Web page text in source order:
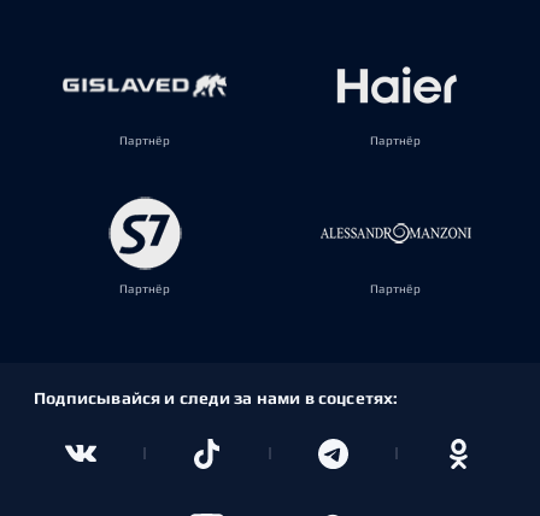
Партнёр Партнёр
Партнёр Партнёр
Подписывайся и следи за нами в соцсетях: